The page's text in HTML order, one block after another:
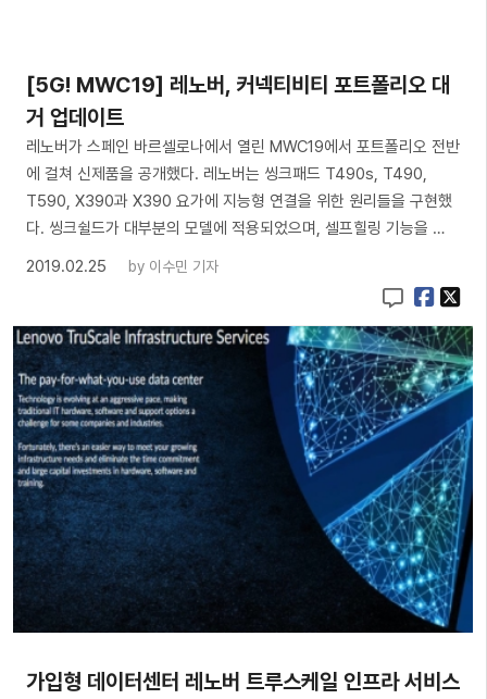
[5G! MWC19] 레노버, 커넥티비티 포트폴리오 대
거 업데이트
레노버가 스페인 바르셀로나에서 열린 MWC19에서 포트폴리오 전반
에 걸쳐 신제품을 공개했다. 레노버는 씽크패드 T490s, T490,
T590, X390과 X390 요가에 지능형 연결을 위한 원리들을 구현했
다. 씽크쉴드가 대부분의 모델에 적용되었으며, 셀프힐링 기능을 …
2019.02.25
by 이수민 기자
가입형 데이터센터 레노버 트루스케일 인프라 서비스